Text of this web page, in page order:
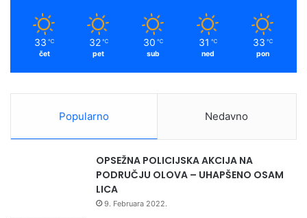
33 ℃
čet
32 ℃
pet
30 ℃
sub
31 ℃
ned
33 ℃
pon
Popularno Nedavno
OPSEŽNA POLICIJSKA AKCIJA NA
PODRUČJU OLOVA – UHAPŠENO OSAM
LICA
9. Februara 2022.